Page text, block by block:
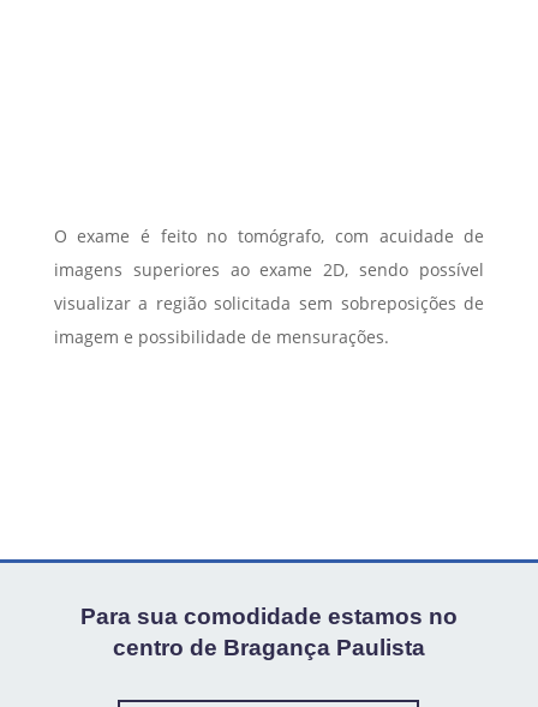
O exame é feito no tomógrafo, com acuidade de
imagens superiores ao exame 2D, sendo possível
visualizar a região solicitada sem sobreposições de
imagem e possibilidade de mensurações.
Para sua comodidade estamos no
centro de Bragança Paulista